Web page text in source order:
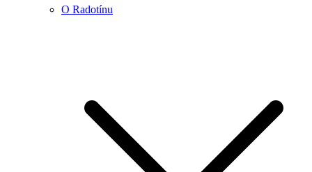
O Radotínu